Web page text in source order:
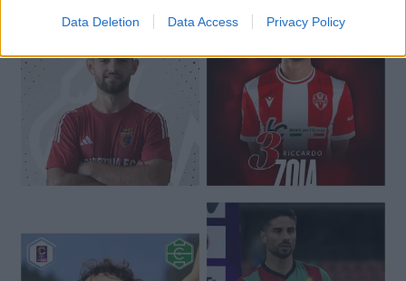
Data Deletion Data Access Privacy Policy